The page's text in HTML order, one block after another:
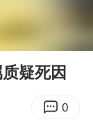
穿浙江
梁家辉：到内地拍戏不是北上是回归
疑死因
0